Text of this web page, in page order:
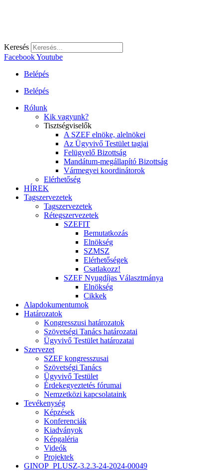
Keresés
FacebookYoutube
Belépés
Belépés
Rólunk
Kik vagyunk?
Tisztségviselők
A SZEF elnöke, alelnökei
Az Ügyvivő Testület tagjai
Felügyelő Bizottság
Mandátum-megállapító Bizottság
Vármegyei koordinátorok
Elérhetőség
HÍREK
Tagszervezetek
Tagszervezetek
Rétegszervezetek
SZEFIT
Bemutatkozás
Elnökség
SZMSZ
Elérhetőségek
Csatlakozz!
SZEF Nyugdíjas Választmánya
Elnökség
Cikkek
Alapdokumentumok
Határozatok
Kongresszusi határozatok
Szövetségi Tanács határozatai
Ügyvivő Testület határozatai
Szervezet
SZEF kongresszusai
Szövetségi Tanács
Ügyvivő Testület
Érdekegyeztetés fórumai
Nemzetközi kapcsolataink
Tevékenység
Képzések
Konferenciák
Kiadványok
Képgaléria
Videók
Projektek
GINOP_PLUSZ-3.2.3-24-2024-00049